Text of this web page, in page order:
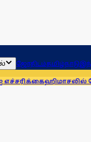
ஜோதிடம்தமிழ்நாடு
பேருந்து